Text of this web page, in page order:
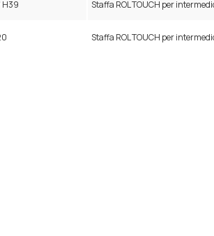
H39 Staffa ROL TOUCH per
Staffa ROL TOUCH per